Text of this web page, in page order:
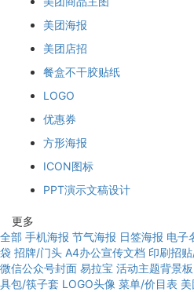
美团海报
美团店招
餐盒不干胶贴纸
LOGO
优惠券
方形海报
ICON图标
PPT演示文稿设计
更多
全部 手机海报 节气海报 日签海报 电子
袋 招牌/门头 A4办公宣传文档 印刷招
微信公众号封面 易拉宝 活动主题背景板
具包/筷子套 LOGO头像 菜单/价目表